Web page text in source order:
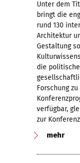
Unter dem
bringt die
rund 130
Architektur
Gestaltung
die
Forschung
verfügbar,
zur
mehr